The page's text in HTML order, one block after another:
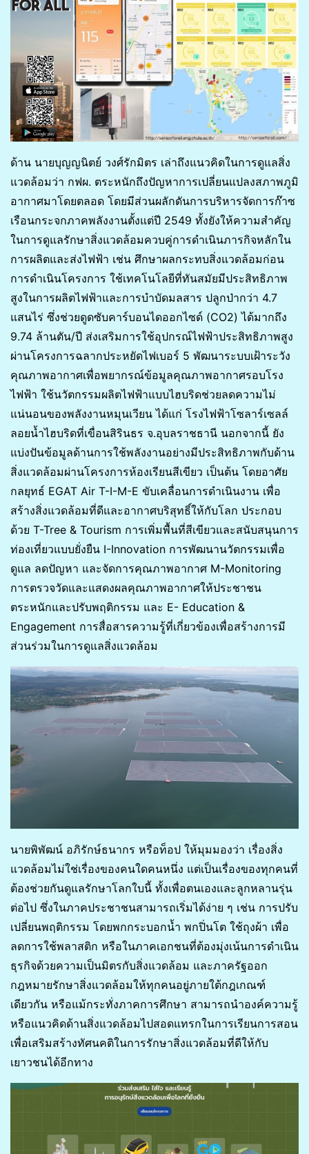
ด้าน นายบุญญนิตย์ วงศ์รักมิตร เล่าถึงแนวคิดในการดูแลสิ่ง
แวดล้อมว่า กฟผ. ตระหนักถึงปัญหาการเปลี่ยนแปลงสภาพภูมิ
อากาศมาโดยตลอด โดยมีส่วนผลักดันการบริหารจัดการก๊าซ
เรือนกระจกภาคพลังงานตั้งแต่ปี 2549 ทั้งยังให้ความสำคัญ
ในการดูแลรักษาสิ่งแวดล้อมควบคู่การดำเนินภารกิจหลักใน
การผลิตและส่งไฟฟ้า เช่น ศึกษาผลกระทบสิ่งแวดล้อมก่อน
การดำเนินโครงการ ใช้เทคโนโลยีที่ทันสมัยมีประสิทธิภาพ
สูงในการผลิตไฟฟ้าและการบำบัดมลสาร ปลูกป่ากว่า 4.7
แสนไร่ ซึ่งช่วยดูดซับคาร์บอนไดออกไซด์ (CO2) ได้มากถึง
9.74 ล้านตัน/ปี ส่งเสริมการใช้อุปกรณ์ไฟฟ้าประสิทธิภาพสูง
ผ่านโครงการฉลากประหยัดไฟเบอร์ 5 พัฒนาระบบเฝ้าระวัง
คุณภาพอากาศเพื่อพยากรณ์ข้อมูลคุณภาพอากาศรอบโรง
ไฟฟ้า ใช้นวัตกรรมผลิตไฟฟ้าแบบไฮบริดช่วยลดความไม่
แน่นอนของพลังงานหมุนเวียน ได้แก่ โรงไฟฟ้าโซลาร์เซลล์
ลอยน้ำไฮบริดที่เขื่อนสิรินธร จ.อุบลราชธานี นอกจากนี้ ยัง
แบ่งปันข้อมูลด้านการใช้พลังงานอย่างมีประสิทธิภาพกับด้าน
สิ่งแวดล้อมผ่านโครงการห้องเรียนสีเขียว เป็นต้น โดยอาศัย
กลยุทธ์ EGAT Air T-I-M-E ขับเคลื่อนการดำเนินงาน เพื่อ
สร้างสิ่งแวดล้อมที่ดีและอากาศบริสุทธิ์ให้กับโลก ประกอบ
ด้วย T-Tree & Tourism การเพิ่มพื้นที่สีเขียวและสนับสนุนการ
ท่องเที่ยวแบบยั่งยืน I-Innovation การพัฒนานวัตกรรมเพื่อ
ดูแล ลดปัญหา และจัดการคุณภาพอากาศ M-Monitoring
การตรวจวัดและแสดงผลคุณภาพอากาศให้ประชาชน
ตระหนักและปรับพฤติกรรม และ E- Education &
Engagement การสื่อสารความรู้ที่เกี่ยวข้องเพื่อสร้างการมี
ส่วนร่วมในการดูแลสิ่งแวดล้อม
นายพิพัฒน์ อภิรักษ์ธนากร หรือท็อป ให้มุมมองว่า เรื่องสิ่ง
แวดล้อมไม่ใช่เรื่องของคนใดคนหนึ่ง แต่เป็นเรื่องของทุกคนที่
ต้องช่วยกันดูแลรักษาโลกใบนี้ ทั้งเพื่อตนเองและลูกหลานรุ่น
ต่อไป ซึ่งในภาคประชาชนสามารถเริ่มได้ง่าย ๆ เช่น การปรับ
เปลี่ยนพฤติกรรม โดยพกกระบอกน้ำ พกปิ่นโต ใช้ถุงผ้า เพื่อ
ลดการใช้พลาสติก หรือในภาคเอกชนที่ต้องมุ่งเน้นการดำเนิน
ธุรกิจด้วยความเป็นมิตรกับสิ่งแวดล้อม และภาครัฐออก
กฎหมายรักษาสิ่งแวดล้อมให้ทุกคนอยู่ภายใต้กฎเกณฑ์
เดียวกัน หรือแม้กระทั่งภาคการศึกษา สามารถนำองค์ความรู้
หรือแนวคิดด้านสิ่งแวดล้อมไปสอดแทรกในการเรียนการสอน
เพื่อเสริมสร้างทัศนคติในการรักษาสิ่งแวดล้อมที่ดีให้กับ
เยาวชนได้อีกทาง